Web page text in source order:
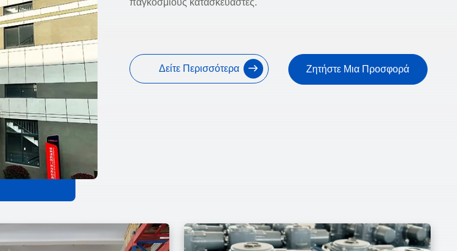
παγκόσμιους κατασκευαστές.
Δείτε Περισσότερα Ζητήστε Μια Προσφορά